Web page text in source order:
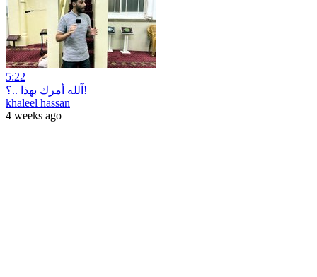
5:22
آلله أمرك بهذا ..؟!
khaleel hassan
4 weeks ago